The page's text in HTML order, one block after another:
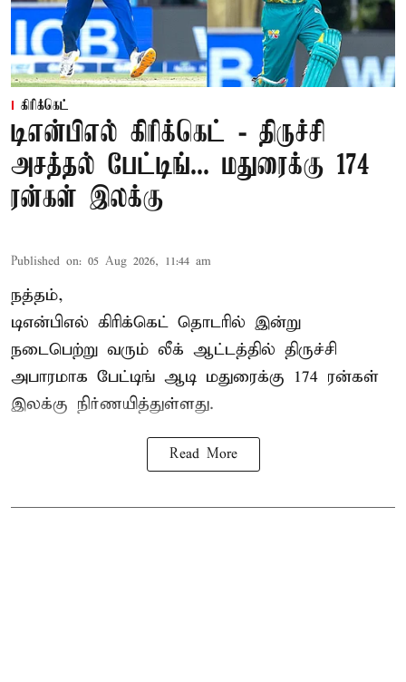
கிரிக்கெட்
டிஎன்பிஎல் கிரிக்கெட் - திருச்சி
அசத்தல் பேட்டிங்... மதுரைக்கு 174
ரன்கள் இலக்கு
Published on: 05 Aug 2026, 11:44 am
நத்தம்,
டிஎன்பிஎல் கிரிக்கெட் தொடரில் இன்று
நடைபெற்று வரும் லீக் ஆட்டத்தில் திருச்சி
அபாரமாக பேட்டிங் ஆடி மதுரைக்கு 174 ரன்கள்
இலக்கு நிர்ணயித்துள்ளது.
Read More